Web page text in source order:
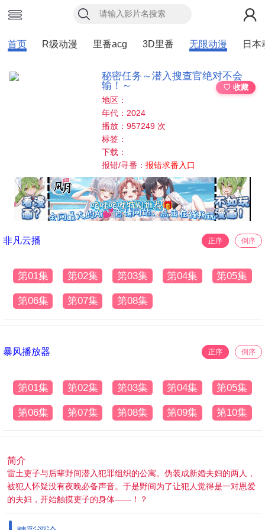
首页 R级动漫 里番acg 3D里番 无限动漫 日本
秘密任务～潜入搜查官绝对不会
输！～
♡ 收藏
地区：
年代：2024
播放：957249 次
标签：
下载：
报错/寻番：报错求番入口
非凡云播 正序 倒序
第01集 第02集 第03集 第04集 第05集
第06集 第07集 第08集
暴风播放器 正序 倒序
第01集 第02集 第03集 第04集 第05集
第06集 第07集 第08集 第09集 第10集
简介
雷土吏子与后辈野间潜入犯罪组织的公寓。伪装成新婚夫妇的两人，
被犯人怀疑没有夜晚必备声音。于是野间为了让犯人觉得是一对恩爱
的夫妇，开始触摸吏子的身体——！？